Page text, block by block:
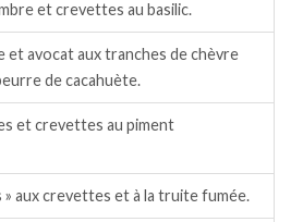
et crevettes au basilic.
et avocat aux tranches de chèvre
de cacahuète.
et crevettes au piment
» aux crevettes et à la truite fumée.